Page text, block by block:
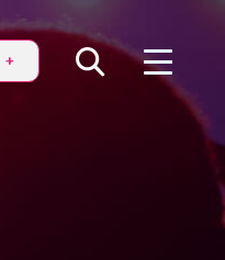
+